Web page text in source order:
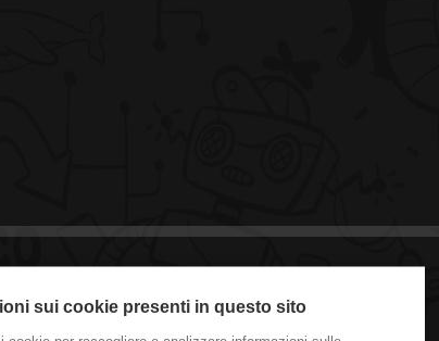
sui cookie presenti in questo sito